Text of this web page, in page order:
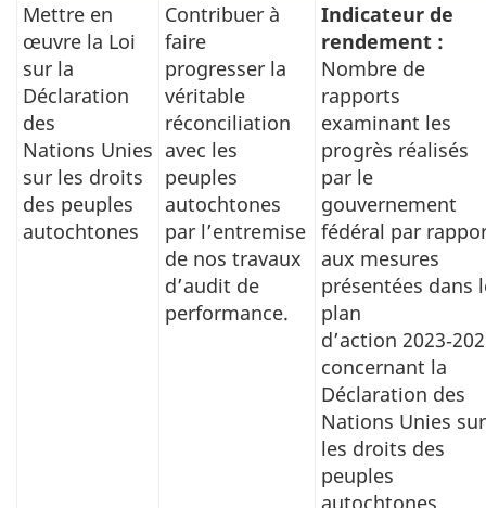
Mettre en
œuvre la Loi
sur la
Déclaration
des
Nations Unies
sur les droits
des peuples
autochtones
Contribuer à
faire
progresser la
véritable
réconciliation
avec les
peuples
autochtones
par l’entremise
de nos travaux
d’audit de
performance.
Indicateur de
rendement :
Nombre de
rapports
examinant les
progrès réalisés
par le
gouvernement
fédéral par
aux mesures
présentées dans
plan
d’action
concernant la
Déclaration des
Nations Unies sur
les droits des
peuples